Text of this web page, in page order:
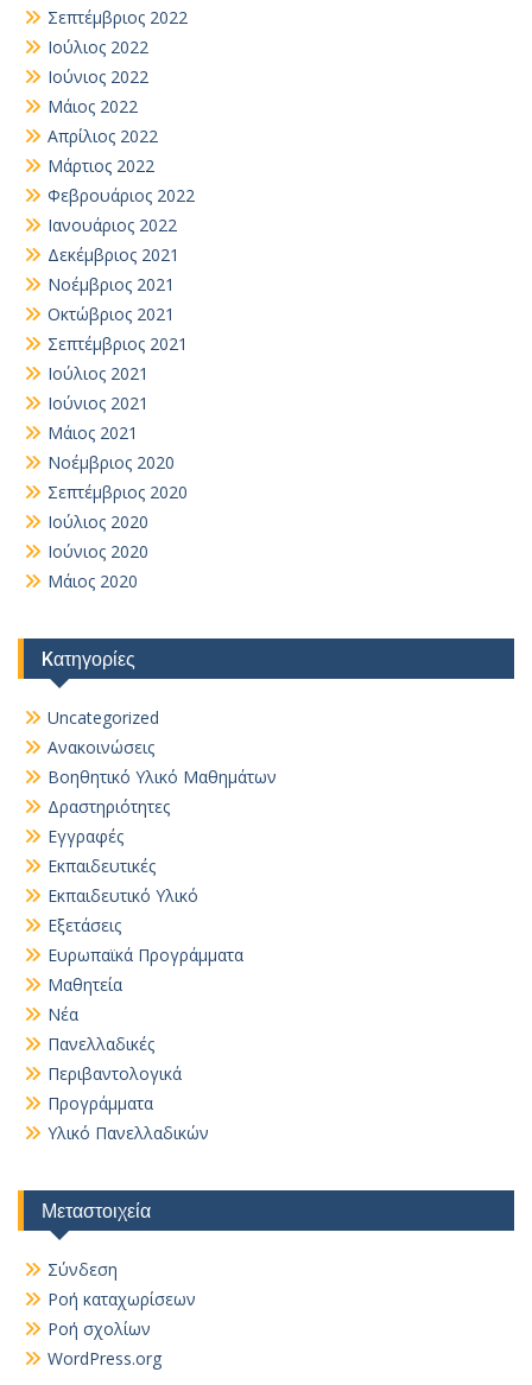
Σεπτέμβριος 2022
Ιούλιος 2022
Ιούνιος 2022
Μάιος 2022
Απρίλιος 2022
Μάρτιος 2022
Φεβρουάριος 2022
Ιανουάριος 2022
Δεκέμβριος 2021
Νοέμβριος 2021
Οκτώβριος 2021
Σεπτέμβριος 2021
Ιούλιος 2021
Ιούνιος 2021
Μάιος 2021
Νοέμβριος 2020
Σεπτέμβριος 2020
Ιούλιος 2020
Ιούνιος 2020
Μάιος 2020
Kατηγορίες
Uncategorized
Ανακοινώσεις
Βοηθητικό Yλικό Mαθημάτων
Δραστηριότητες
Εγγραφές
Εκπαιδευτικές
Εκπαιδευτικό Υλικό
Εξετάσεις
Ευρωπαϊκά Προγράμματα
Μαθητεία
Νέα
Πανελλαδικές
Περιβαντολογικά
Προγράμματα
Υλικό Πανελλαδικών
Μεταστοιχεία
Σύνδεση
Ροή καταχωρίσεων
Ροή σχολίων
WordPress.org